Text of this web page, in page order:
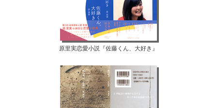
原里実恋愛小説『佐藤くん、大好き』